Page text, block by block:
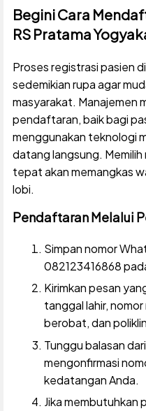
Begini Cara
RS Pratama
Proses registrasi pasien
sedemikian rupa agar
masyarakat. Manajemen
pendaftaran, baik bagi
menggunakan teknologi
datang langsung.
tepat akan memangkas
lobi.
Pendaftaran Melalui
Simpan nomor
082123416868
Kirimkan pesan
tanggal lahir,
berobat, dan
Tunggu balasan
mengonfirmasi
kedatangan Anda.
Jika membutuhkan